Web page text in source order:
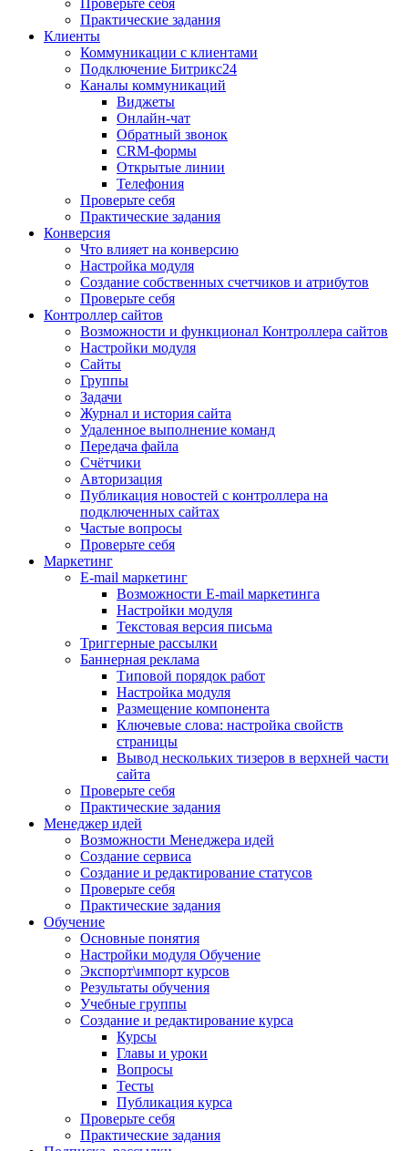
Проверьте себя
Практические задания
Клиенты
Коммуникации с клиентами
Подключение Битрикс24
Каналы коммуникаций
Виджеты
Онлайн-чат
Обратный звонок
CRM-формы
Открытые линии
Телефония
Проверьте себя
Практические задания
Конверсия
Что влияет на конверсию
Настройка модуля
Создание собственных счетчиков и атрибутов
Проверьте себя
Контроллер сайтов
Возможности и функционал Контроллера сайтов
Настройки модуля
Сайты
Группы
Задачи
Журнал и история сайта
Удаленное выполнение команд
Передача файла
Счётчики
Авторизация
Публикация новостей с контроллера на
подключенных сайтах
Частые вопросы
Проверьте себя
Маркетинг
E-mail маркетинг
Возможности E-mail маркетинга
Настройки модуля
Текстовая версия письма
Триггерные рассылки
Баннерная реклама
Типовой порядок работ
Настройка модуля
Размещение компонента
Ключевые слова: настройка свойств
страницы
Вывод нескольких тизеров в верхней части
сайта
Проверьте себя
Практические задания
Менеджер идей
Возможности Менеджера идей
Создание сервиса
Создание и редактирование статусов
Проверьте себя
Практические задания
Обучение
Основные понятия
Настройки модуля Обучение
Экспорт\импорт курсов
Результаты обучения
Учебные группы
Создание и редактирование курса
Курсы
Главы и уроки
Вопросы
Тесты
Публикация курса
Проверьте себя
Практические задания